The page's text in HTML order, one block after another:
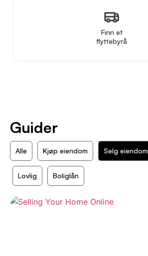
Finn et
flyttebyrå
Guider
Alle Kjøp eiendom Selg eiendom
Lovlig Boliglån